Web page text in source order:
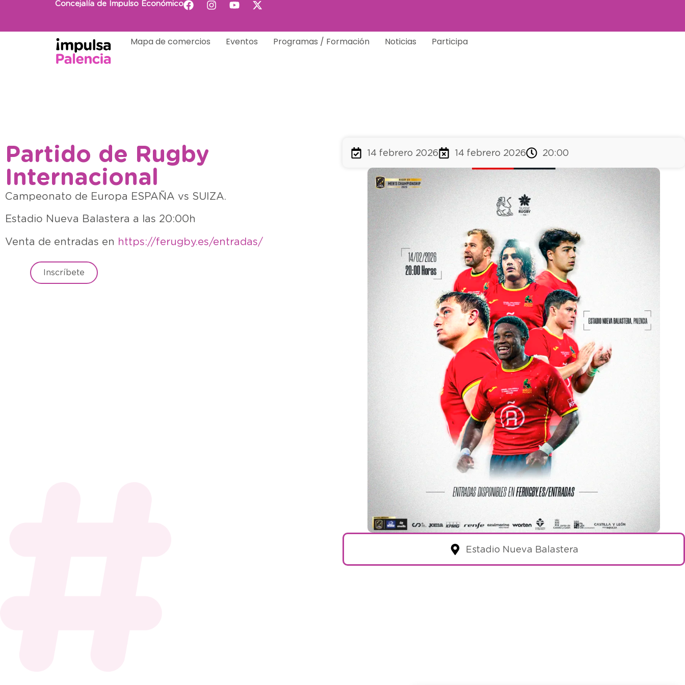
Concejalía de Impulso Económico
Mapa de comercios Eventos Programas / Formación Noticias Participa
Partido de Rugby
Internacional
Campeonato de Europa ESPAÑA vs SUIZA.
Estadio Nueva Balastera a las 20:00h
Venta de entradas en https://ferugby.es/entradas/
Inscríbete
14 febrero 2026 14 febrero 2026 20:00
Estadio Nueva Balastera